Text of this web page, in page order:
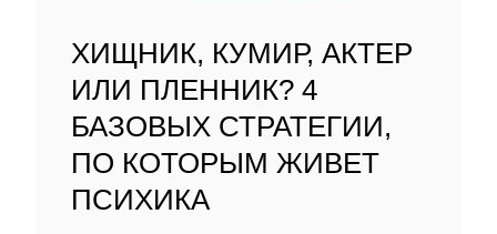
ХИЩНИК, КУМИР, АКТЕР
ИЛИ ПЛЕННИК? 4
БАЗОВЫХ СТРАТЕГИИ,
ПО КОТОРЫМ ЖИВЕТ
ПСИХИКА